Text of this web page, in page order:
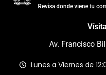
Revisa donde viene tu
Av. Francisco
Lunes a Viernes de